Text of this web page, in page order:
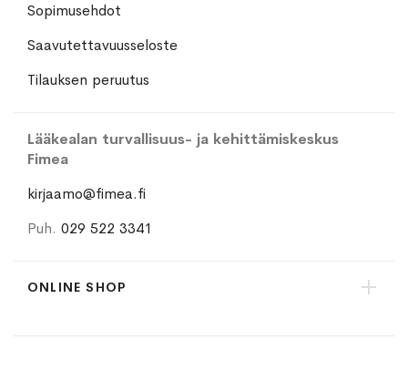
Sopimusehdot
Saavutettavuusseloste
Tilauksen peruutus
Lääkealan turvallisuus- ja kehittämiskeskus
Fimea
kirjaamo@fimea.fi
Puh. 029 522 3341
ONLINE SHOP